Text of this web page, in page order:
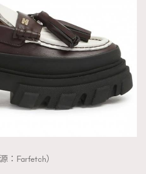
：Farfetch）